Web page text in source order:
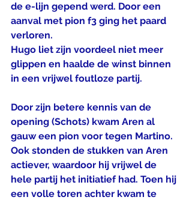
de e-lijn gepend werd. Door een
aanval met pion f3 ging het paard
verloren.
Hugo liet zijn voordeel niet meer
glippen en haalde de winst binnen
in een vrijwel foutloze partij.
Door zijn betere kennis van de
opening (Schots) kwam Aren al
gauw een pion voor tegen Martino.
Ook stonden de stukken van Aren
actiever, waardoor hij vrijwel de
hele partij het initiatief had. Toen hij
een volle toren achter kwam te